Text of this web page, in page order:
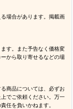
場合があります。掲載画
す。また予告なく価格変
から取り寄せるなどの場
商品については、必ずお
でご依頼ください。万一
任を負いかねます。